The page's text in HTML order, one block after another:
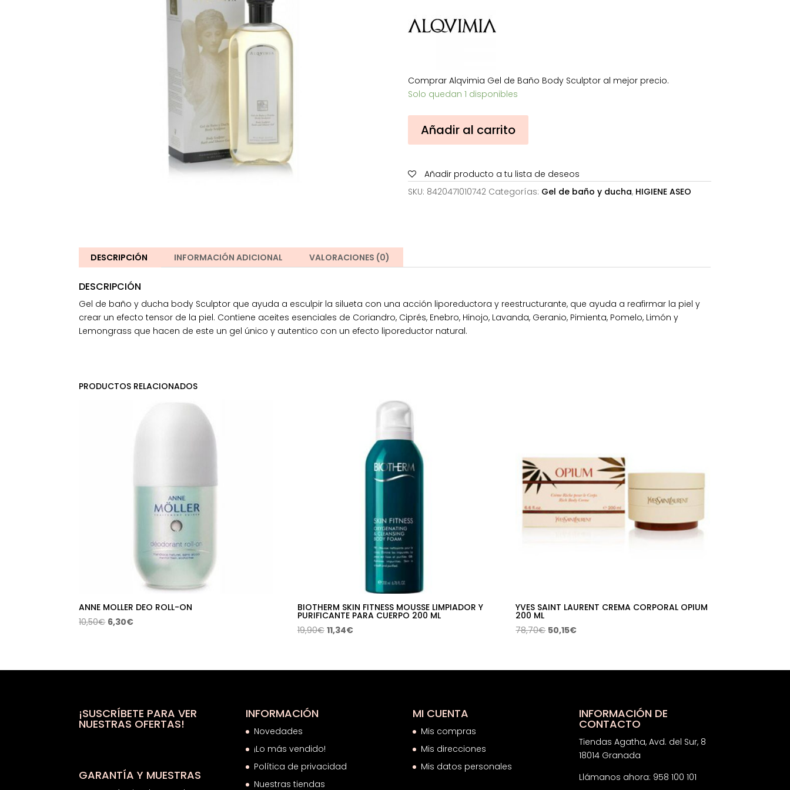
Comprar Alqvimia Gel de Baño Body Sculptor al mejor precio.
Solo quedan 1 disponibles
Gel
de
Body
Sculptor
Añadir al carrito
Añadir producto a tu lista de deseos
SKU: 8420471010742 Categorías: Gel de baño y ducha, HIGIENE ASEO
DESCRIPCIÓN INFORMACIÓN ADICIONAL VALORACIONES (0)
DESCRIPCIÓN
Gel de baño y ducha body Sculptor que ayuda a esculpir la silueta con una acción liporeductora y reestructurante, que ayuda a reafirmar la piel y
crear un efecto tensor de la piel. Contiene aceites esenciales de Coriandro, Ciprés, Enebro, Hinojo, Lavanda, Geranio, Pimienta, Pomelo, Limón y
Lemongrass que hacen de este un gel único y autentico con un efecto liporeductor natural.
PRODUCTOS RELACIONADOS
ANNE MOLLER DEO ROLL-ON
10,50€ El
6,30€El
BIOTHERM SKIN FITNESS MOUSSE LIMPIADOR Y
PURIFICANTE PARA CUERPO 200 ML
19,90€ El
era:
11,34€El
es:
YVES SAINT LAURENT CREMA CORPORAL OPIUM
200 ML
78,70€ El
era:
50,15€El
es:
¡SUSCRÍBETE PARA VER
NUESTRAS OFERTAS!
GARANTÍA Y MUESTRAS
INFORMACIÓN
Novedades
¡Lo más vendido!
Política de privacidad
Nuestras tiendas
MI CUENTA
Mis compras
Mis direcciones
Mis datos personales
INFORMACIÓN DE
CONTACTO
Tiendas Agatha, Avd. del Sur, 8
18014 Granada
Llámanos ahora: 958 100 101